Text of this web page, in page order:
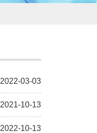
2022-03-03
2021-10-13
2022-10-13